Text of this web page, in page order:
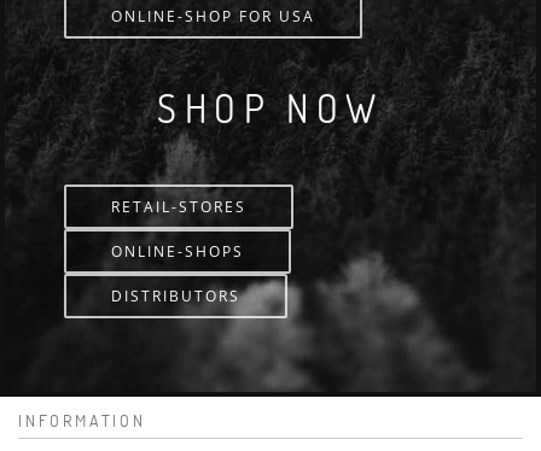
ONLINE-SHOP FOR USA
SHOP NOW
RETAIL-STORES
ONLINE-SHOPS
DISTRIBUTORS
INFORMATION